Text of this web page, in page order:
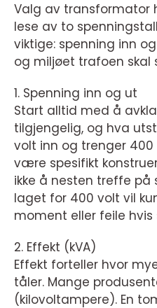
Valg av transformator
lese av to
viktige: spenning inn
og miljøet trafoen skal
1. Spenning inn og ut
Start alltid med å
tilgjengelig, og hva
volt inn og trenger
være spesifikt
ikke å nesten treffe på
laget for 400 volt vil
moment eller feile
2. Effekt (kVA)
Effekt forteller hvor
tåler. Mange
(kilovoltampere). En